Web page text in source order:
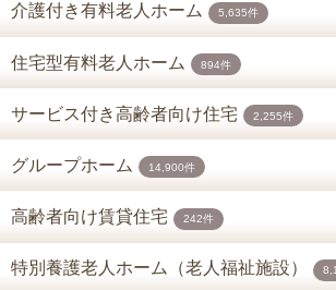
介護付き有料老人ホーム 5,635件
住宅型有料老人ホーム 894件
サービス付き高齢者向け住宅 2,255件
グループホーム 14,900件
高齢者向け賃貸住宅 242件
特別養護老人ホーム（老人福祉施設）